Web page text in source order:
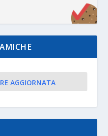
AGGIORNATA